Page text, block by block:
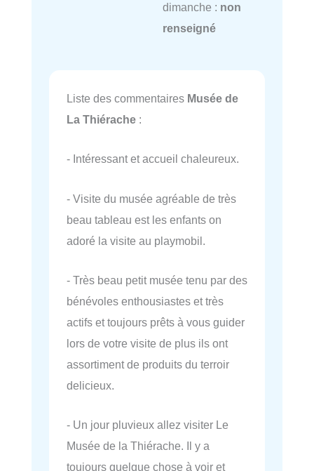
dimanche : non
renseigné
Liste des commentaires Musée de
La Thiérache :
- Intéressant et accueil chaleureux.
- Visite du musée agréable de très
beau tableau est les enfants on
adoré la visite au playmobil.
- Très beau petit musée tenu par des
bénévoles enthousiastes et très
actifs et toujours prêts à vous guider
lors de votre visite de plus ils ont
assortiment de produits du terroir
delicieux.
- Un jour pluvieux allez visiter Le
Musée de la Thiérache. Il y a
toujours quelque chose à voir et